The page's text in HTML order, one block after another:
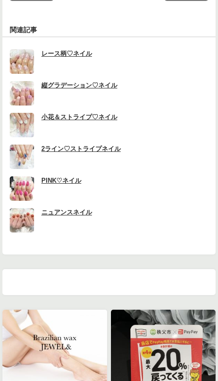
関連記事
レース柄♡ネイル
縦グラデーション♡ネイル
小花＆ストライプ♡ネイル
2ライン♡ストライプネイル
PINK♡ネイル
ニュアンスネイル